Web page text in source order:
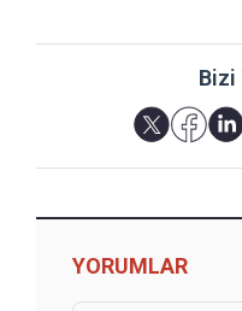
Bizi
YORUMLAR